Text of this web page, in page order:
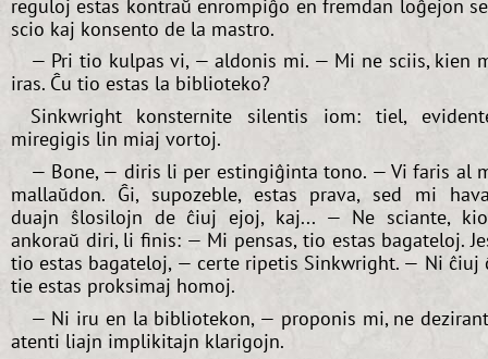
reguloj estas kontraŭ enrompiĝo en fremdan loĝejon
scio kaj konsento de la mastro.
— Pri tio kulpas vi, — aldonis mi. — Mi ne sciis, kien
iras. Ĉu tio estas la biblioteko?
Sinkwright konsternite silentis iom: tiel,
miregigis lin miaj vortoj.
— Bone, — diris li per estingiĝinta tono. — Vi faris al
mallaŭdon. Ĝi, supozeble, estas prava, sed mi
duajn ŝlosilojn de ĉiuj ejoj, kaj... — Ne sciante,
ankoraŭ diri, li finis: — Mi pensas, tio estas bagateloj.
tio estas bagateloj, — certe ripetis Sinkwright. — Ni ĉiuj
tie estas proksimaj homoj.
— Ni iru en la bibliotekon, — proponis mi, ne
atenti liajn implikitajn klarigojn.